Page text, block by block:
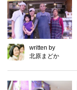
written by
北原まどか